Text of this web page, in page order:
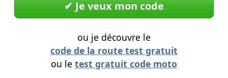
✔︎ Je veux mon code
ou je découvre le
code de la route test gratuit
ou le test gratuit code moto